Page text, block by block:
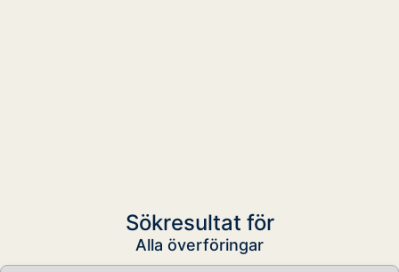
Sökresultat för
Alla överföringar